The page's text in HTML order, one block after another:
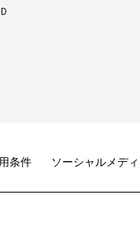
条件 ソーシャルメデ